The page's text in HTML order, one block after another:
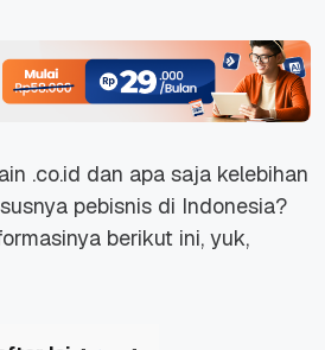
.co.id dan apa saja kelebihan
pebisnis di Indonesia?
berikut ini, yuk,